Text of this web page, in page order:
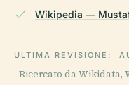
Wikipedia —
ULTIMA REVISIONE:
Ricercato da Wikidata,